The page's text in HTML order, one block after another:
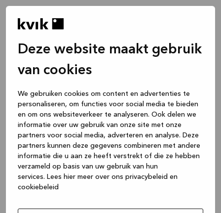
Deze website maakt gebruik
van cookies
We gebruiken cookies om content en advertenties te
personaliseren, om functies voor social media te bieden
en om ons websiteverkeer te analyseren. Ook delen we
informatie over uw gebruik van onze site met onze
partners voor social media, adverteren en analyse. Deze
partners kunnen deze gegevens combineren met andere
informatie die u aan ze heeft verstrekt of die ze hebben
verzameld op basis van uw gebruik van hun
services. Lees hier meer over ons privacybeleid en
cookiebeleid